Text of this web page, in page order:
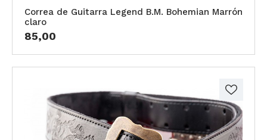
Correa de Guitarra Legend B.M. Bohemian Marrón
claro
85,00